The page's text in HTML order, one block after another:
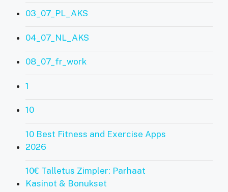
03_07_PL_AKS
04_07_NL_AKS
08_07_fr_work
1
10
10 Best Fitness and Exercise Apps
2026
10€ Talletus Zimpler: Parhaat
Kasinot & Bonukset